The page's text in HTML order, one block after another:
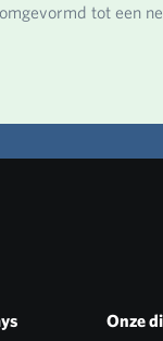
tot een
Onze